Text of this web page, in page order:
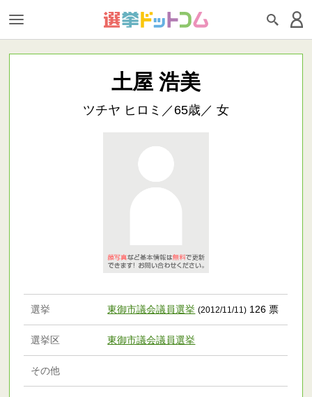
土屋 浩美
ツチヤ ヒロミ／65歳／ 女
選挙 東御市議会議員選挙 (2012/11/11) 126 票
選挙区 東御市議会議員選挙
その他